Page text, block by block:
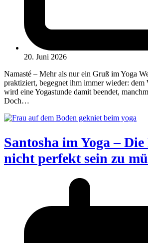
20. Juni 2026
Namasté – Mehr als nur ein Gruß im Yoga
praktiziert, begegnet ihm immer wieder: dem
wird eine Yogastunde damit beendet,
Doch…
Santosha im Yoga –
nicht perfekt sein zu